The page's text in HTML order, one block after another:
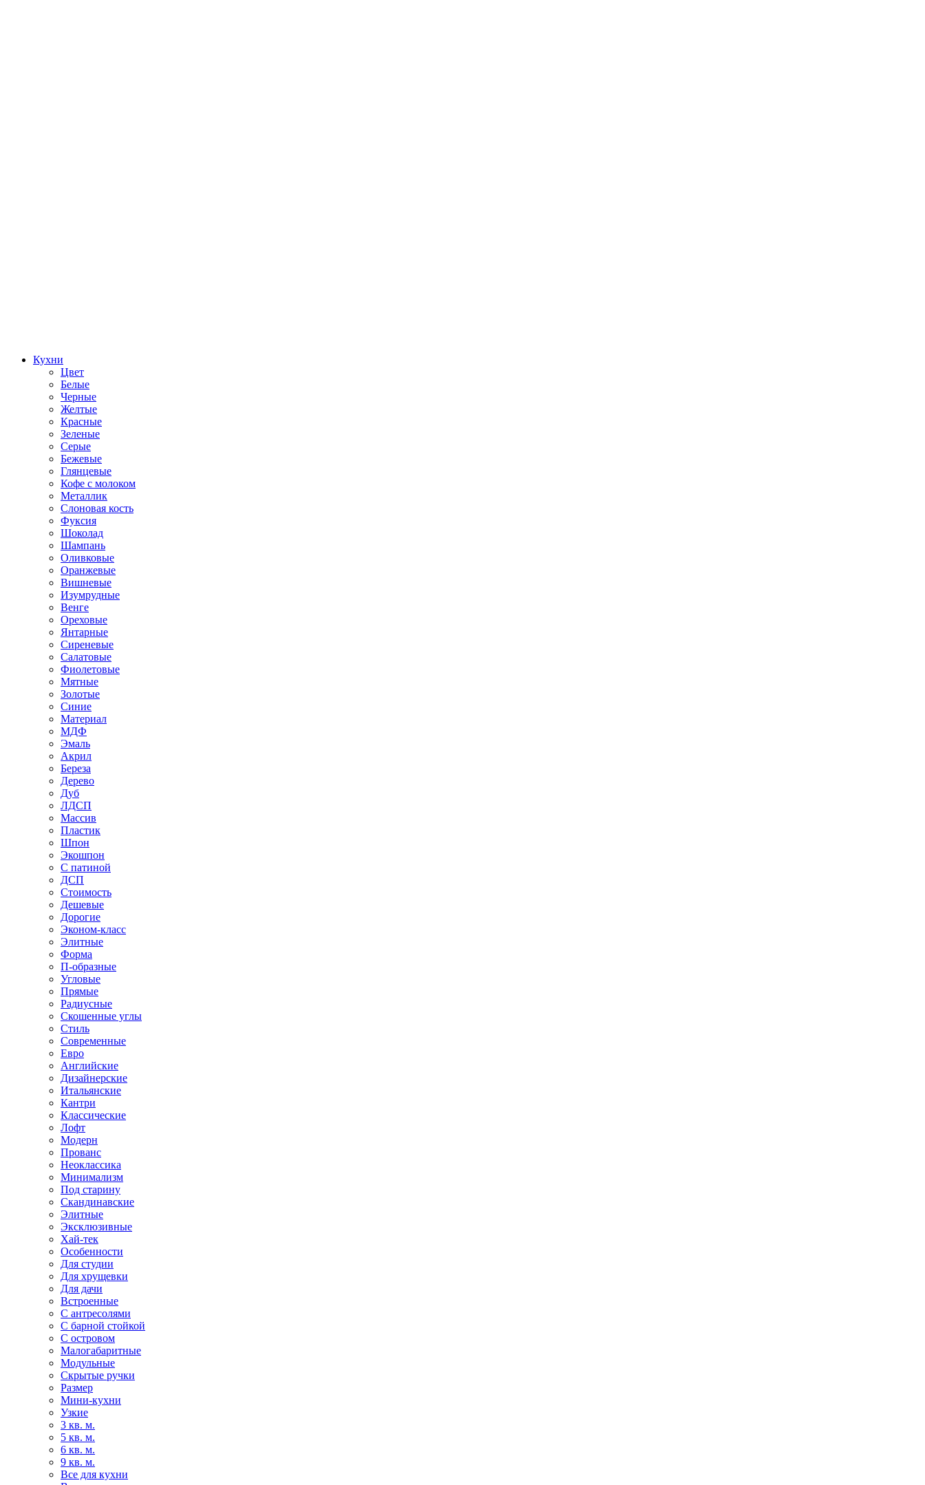
Кухни
Цвет
Белые
Черные
Желтые
Красные
Зеленые
Серые
Бежевые
Глянцевые
Кофе с молоком
Металлик
Слоновая кость
Фуксия
Шоколад
Шампань
Оливковые
Оранжевые
Вишневые
Изумрудные
Венге
Ореховые
Янтарные
Сиреневые
Салатовые
Фиолетовые
Мятные
Золотые
Синие
Материал
МДФ
Эмаль
Акрил
Береза
Дерево
Дуб
ЛДСП
Массив
Пластик
Шпон
Экошпон
С патиной
ДСП
Стоимость
Дешевые
Дорогие
Эконом-класс
Элитные
Форма
П-образные
Угловые
Прямые
Радиусные
Скошенные углы
Стиль
Современные
Евро
Английские
Дизайнерские
Итальянские
Кантри
Классические
Лофт
Модерн
Прованс
Неоклассика
Минимализм
Под старину
Скандинавские
Элитные
Эксклюзивные
Хай-тек
Особенности
Для студии
Для хрущевки
Для дачи
Встроенные
С антресолями
С барной стойкой
С островом
Малогабаритные
Модульные
Скрытые ручки
Размер
Мини-кухни
Узкие
3 кв. м.
5 кв. м.
6 кв. м.
9 кв. м.
Все для кухни